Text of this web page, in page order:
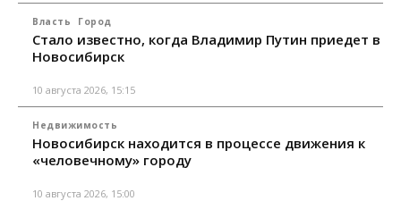
Власть Город
Стало известно, когда Владимир Путин приедет в
Новосибирск
10 августа 2026, 15:15
Недвижимость
Новосибирск находится в процессе движения к
«человечному» городу
10 августа 2026, 15:00